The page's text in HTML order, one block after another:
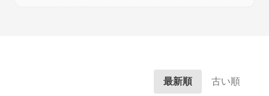
最新順 古い順